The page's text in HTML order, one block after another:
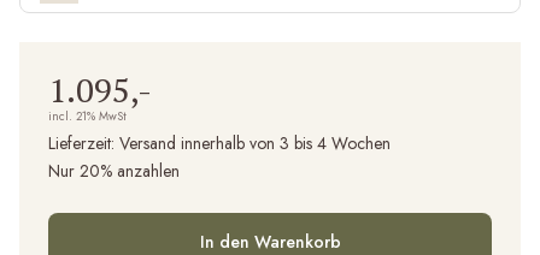
1.095,-
incl. 21% MwSt
Lieferzeit: Versand innerhalb von 3 bis 4 Wochen
Nur 20% anzahlen
In den Warenkorb